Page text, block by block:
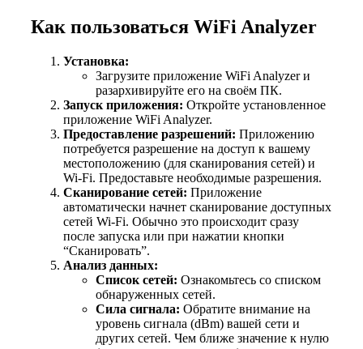
Как пользоваться WiFi Analyzer
Установка:
Загрузите приложение WiFi Analyzer и
разархивируйте его на своём ПК.
Запуск приложения: Откройте установленное
приложение WiFi Analyzer.
Предоставление разрешений: Приложению
потребуется разрешение на доступ к вашему
местоположению (для сканирования сетей) и
Wi-Fi. Предоставьте необходимые разрешения.
Сканирование сетей: Приложение
автоматически начнет сканирование доступных
сетей Wi-Fi. Обычно это происходит сразу
после запуска или при нажатии кнопки
“Сканировать”.
Анализ данных:
Список сетей: Ознакомьтесь со списком
обнаруженных сетей.
Сила сигнала: Обратите внимание на
уровень сигнала (dBm) вашей сети и
других сетей. Чем ближе значение к нулю